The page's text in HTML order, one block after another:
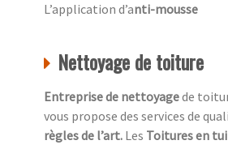
L’application d’anti-mousse
Nettoyage de toiture
Entreprise de nettoyagede
vous propose des services de
règles de l’art. Les Toitures en